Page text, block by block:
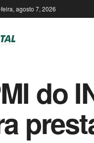
agosto 7, 2026
do